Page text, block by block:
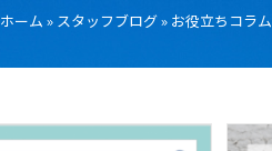
ホーム » スタッフブログ» お役立ちコラム